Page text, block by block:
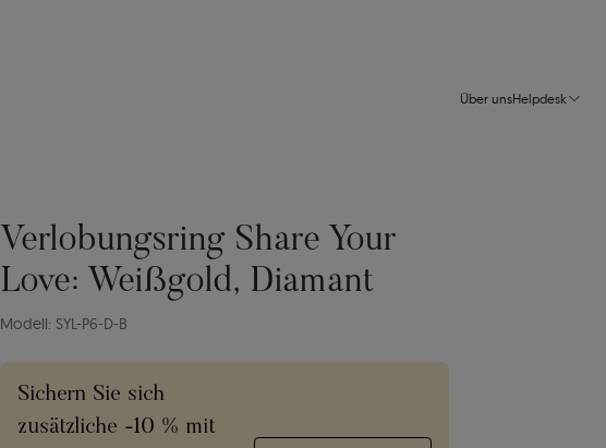
Über unsHelpdesk
Verlobungsring Share Your
Love: Weißgold, Diamant
Modell: SYL-P6-D-B
Sichern Sie sich
zusätzliche -10 % mit